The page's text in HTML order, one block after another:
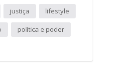
justiça lifestyle
política e poder